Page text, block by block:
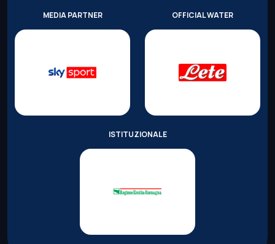
MEDIA PARTNER OFFICIAL WATER
ISTITUZIONALE